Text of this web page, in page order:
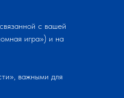
с вашей
игра») и на
важными для